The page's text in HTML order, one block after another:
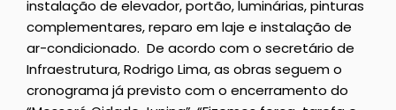
instalação de elevador, portão, luminárias, pinturas
complementares, reparo em laje e instalação de
ar-condicionado. De acordo com o secretário de
Infraestrutura, Rodrigo Lima, as obras seguem o
cronograma já previsto com o encerramento do